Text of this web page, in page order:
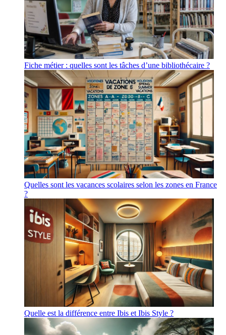
Fiche métier : quelles sont les tâches d’une bibliothécaire ?
Quelles sont les vacances scolaires selon les zones en France
?
Quelle est la différence entre Ibis et Ibis Style ?